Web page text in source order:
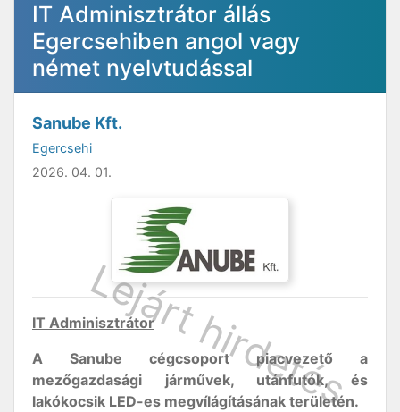
IT Adminisztrátor állás
Egercsehiben angol vagy
német nyelvtudással
Sanube Kft.
Egercsehi
2026. 04. 01.
IT Adminisztrátor
A Sanube cégcsoport piacvezető a
mezőgazdasági járművek, utánfutók, és
lakókocsik LED-es megvílágításának területén.